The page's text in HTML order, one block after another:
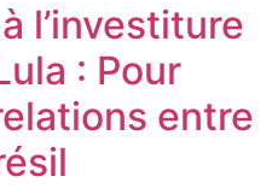
l’investiture
: Pour
entre